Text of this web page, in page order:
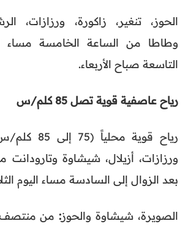
الحوز، تنغير، زاكورة، ورزازات،
وطاطا من الساعة الخامسة مساء
التاسعة صباح الأربعاء.
رياح عاصفية قوية تصل 85 كلم/س
رياح قوية
ورزازات، أزيلال، شيشاوة وتارودانت
بعد الزوال إلى السادسة مساء اليوم
الصويرة، شيشاوة والحوز:من منتصف